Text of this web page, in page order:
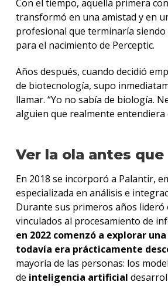
Con el tiempo, aquella primera
transformó en una amistad y en
profesional que terminaría
para el nacimiento de Perceptic.
Años después, cuando decidió
de biotecnología, supo
llamar. “Yo no sabía de biología.
alguien que realmente entendiera
Ver la ola antes
En 2018 se incorporó a Palantir,
especializada en análisis e
Durante sus primeros años lideró
vinculados al procesamiento de
en 2022 comenzó a explorar
todavía era prácticamente
mayoría de las personas: los
de inteligencia artificial